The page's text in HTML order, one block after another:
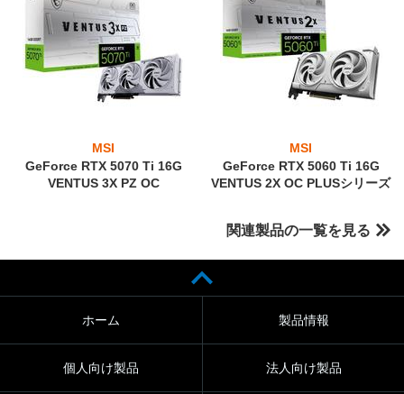
MSI
GeForce RTX 5070 Ti 16G
VENTUS 3X PZ OC
MSI
GeForce RTX 5060 Ti 16G
VENTUS 2X OC PLUSシリーズ
関連製品の一覧を見る
ホーム 製品情報
個人向け製品 法人向け製品